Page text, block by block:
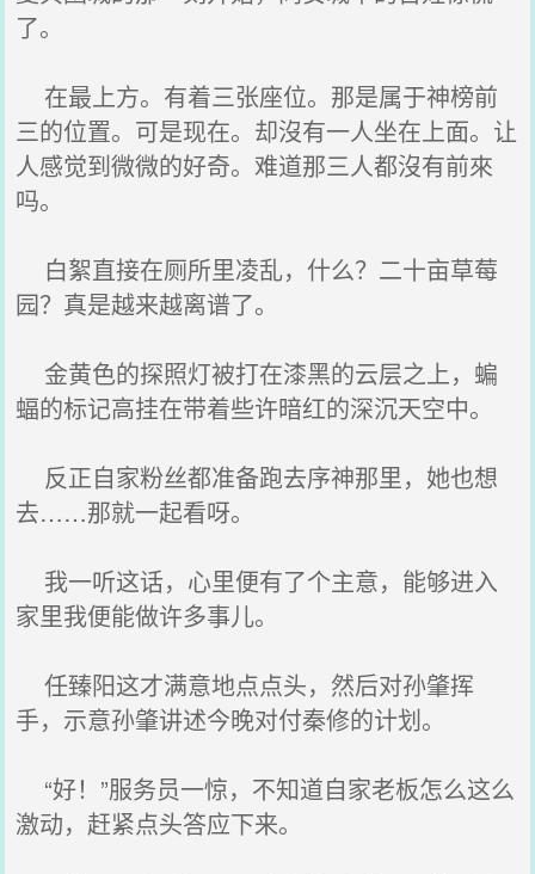
了。
在最上方。有着三张座位。那是属于神榜前
三的位置。可是现在。却沒有一人坐在上面。让
人感觉到微微的好奇。难道那三人都沒有前來
吗。
白絮直接在厕所里凌乱，什么？二十亩草莓
园？真是越来越离谱了。
金黄色的探照灯被打在漆黑的云层之上，蝙
蝠的标记高挂在带着些许暗红的深沉天空中。
反正自家粉丝都准备跑去序神那里，她也想
去……那就一起看呀。
我一听这话，心里便有了个主意，能够进入
家里我便能做许多事儿。
任臻阳这才满意地点点头，然后对孙肇挥
手，示意孙肇讲述今晚对付秦修的计划。
“好！”服务员一惊，不知道自家老板怎么这么
激动，赶紧点头答应下来。